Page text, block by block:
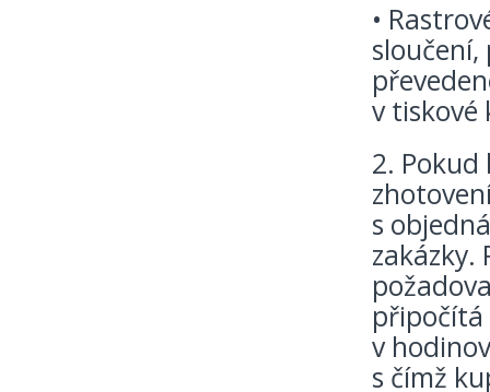
•
v tiskové
2.
s
zakázky.
připočítá
v
s čímž